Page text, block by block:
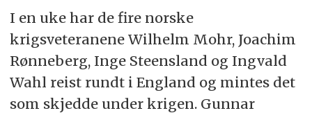
Edinburgh fram til hans død i april 2021. Fire
barn: Prins Charles (født 1948), prinsesse
Anne (1950), prins Andrew (1960) og prins
Edward (1964). Åtte barnebarn og tolv
oldebarn.
Britisk statsoverhode siden 6. februar 1952,
I en uke har de fire norske
krigsveteranene Wilhelm Mohr, Joachim
Rønneberg, Inge Steensland og Ingvald
Wahl reist rundt i England og mintes det
som skjedde under krigen. Gunnar